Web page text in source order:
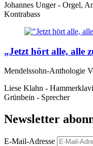
Johannes Unger - Orgel,
Kontrabass
„Jetzt hört alle, alle
Mendelssohn-Anthologie
Liese Klahn -
Grünbein - Sprecher
Newsletter
E-Mail-Adresse